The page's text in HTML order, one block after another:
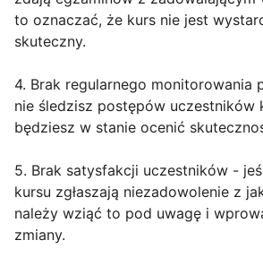
to oznaczać, że kurs nie jest
skuteczny.
4. Brak regularnego monitorowania
nie śledzisz postępów uczestników
będziesz w stanie ocenić
5. Brak satysfakcji uczestników -
kursu zgłaszają niezadowolenie z
należy wziąć to pod uwagę i
zmiany.